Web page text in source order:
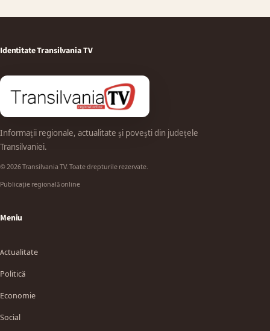
Identitate Transilvania TV
Informații regionale, actualitate și povești din județele
Transilvaniei.
© 2026 Transilvania TV. Toate drepturile rezervate.
Publicație regională online
Meniu
Actualitate
Politică
Economie
Social